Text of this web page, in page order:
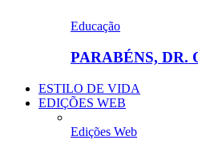
Educação
PARABÉNS,
ESTILO DE VIDA
EDIÇÕES WEB
Edições Web